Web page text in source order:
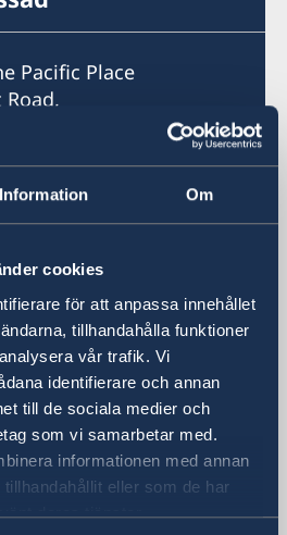
Information Om
cookies
för att anpassa innehållet
tillhandahålla funktioner
vår trafik. Vi
identifierare och annan
till de sociala medier och
som vi samarbetar med.
informationen med annan
eller som de har
deras tjänster.
Pacific Place
tisdag, torsdag kl.
16.00. Telefontid: